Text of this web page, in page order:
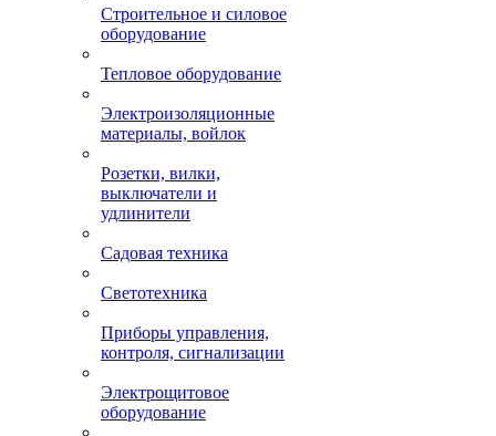
Строительное и силовое
оборудование
Тепловое оборудование
Электроизоляционные
материалы, войлок
Розетки, вилки,
выключатели и
удлинители
Садовая техника
Светотехника
Приборы управления,
контроля, сигнализации
Электрощитовое
оборудование